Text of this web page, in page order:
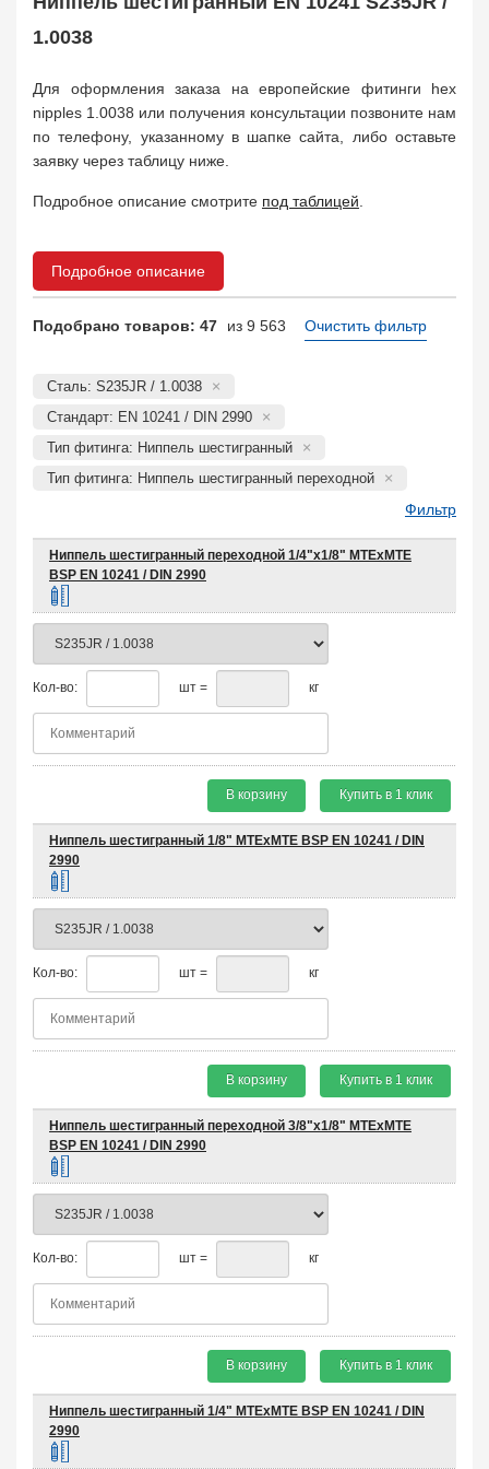
Муфта соединительная 683
Заглушка, крышка
Втулка, футорка 135
Бобышка 63248
Седло 211
Днище
Втулка для фланца 698
1.0038
Для оформления заказа на европейские фитинги hex
nipples 1.0038 или получения консультации позвоните нам
по телефону, указанному в шапке сайта, либо оставьте
заявку через таблицу ниже.
Подробное описание смотрите под таблицей
Подробное описание
Подобрано товаров: 47 из 9 563 Очистить фильтр
Сталь: S235JR / 1.0038
Стандарт: EN 10241 / DIN 2990
Тип фитинга: Ниппель шестигранный
Тип фитинга: Ниппель шестигранный переходной
Фильтр
Ниппель шестигранный переходной 1/4"х1/8" MTEхMTE
BSP EN 10241 / DIN 2990
Кол-во: шт = кг
В корзину Купить в 1 клик
Ниппель шестигранный 1/8" MTEхMTE BSP EN 10241 / DIN
2990
Кол-во: шт = кг
В корзину Купить в 1 клик
Ниппель шестигранный переходной 3/8"х1/8" MTEхMTE
BSP EN 10241 / DIN 2990
Кол-во: шт = кг
В корзину Купить в 1 клик
Ниппель шестигранный 1/4" MTEхMTE BSP EN 10241 / DIN
2990